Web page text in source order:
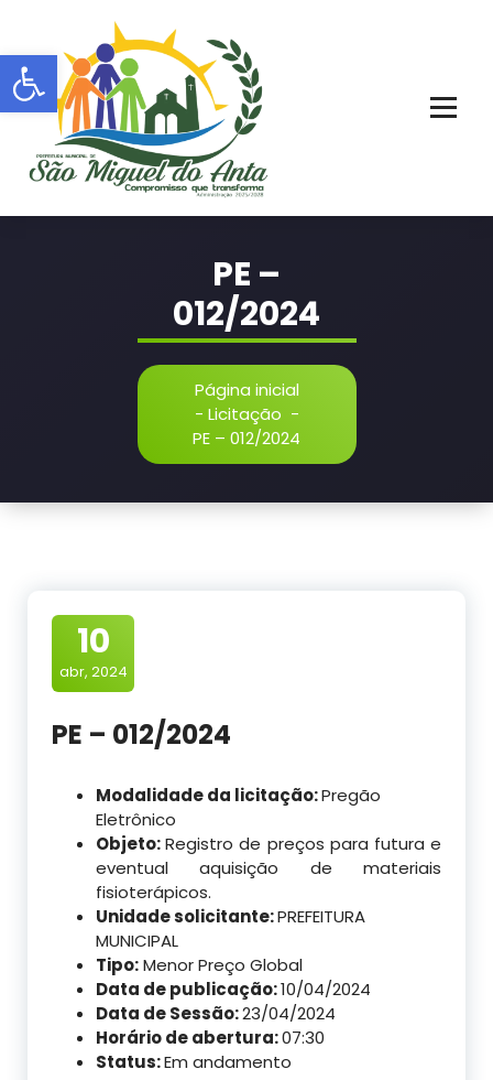
Barra de Ferramentas Aberta
o
conteúdo
PE –
012/2024
Página inicial
- Licitação -
PE – 012/2024
10
abr, 2024
PE – 012/2024
Modalidade da licitação:Pregão
Eletrônico
Objeto:Registro de preços para futura e
eventual aquisição de materiais
fisioterápicos.
Unidade solicitante:PREFEITURA
MUNICIPAL
Tipo:Menor Preço Global
Data de publicação:10/04/2024
Data de Sessão:23/04/2024
Horário de abertura:07:30
Status:Em andamento